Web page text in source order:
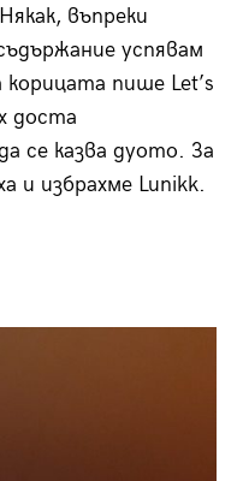
въпреки
успявам
пише Let’s
доста
се казва дуото. За
и избрахме Lunikk.